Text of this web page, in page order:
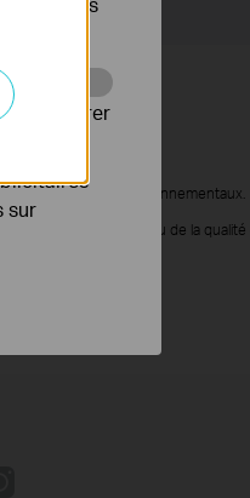
Support
et des facteurs environnementaux.
alimentés par PoE ou de la
améliorer
sur